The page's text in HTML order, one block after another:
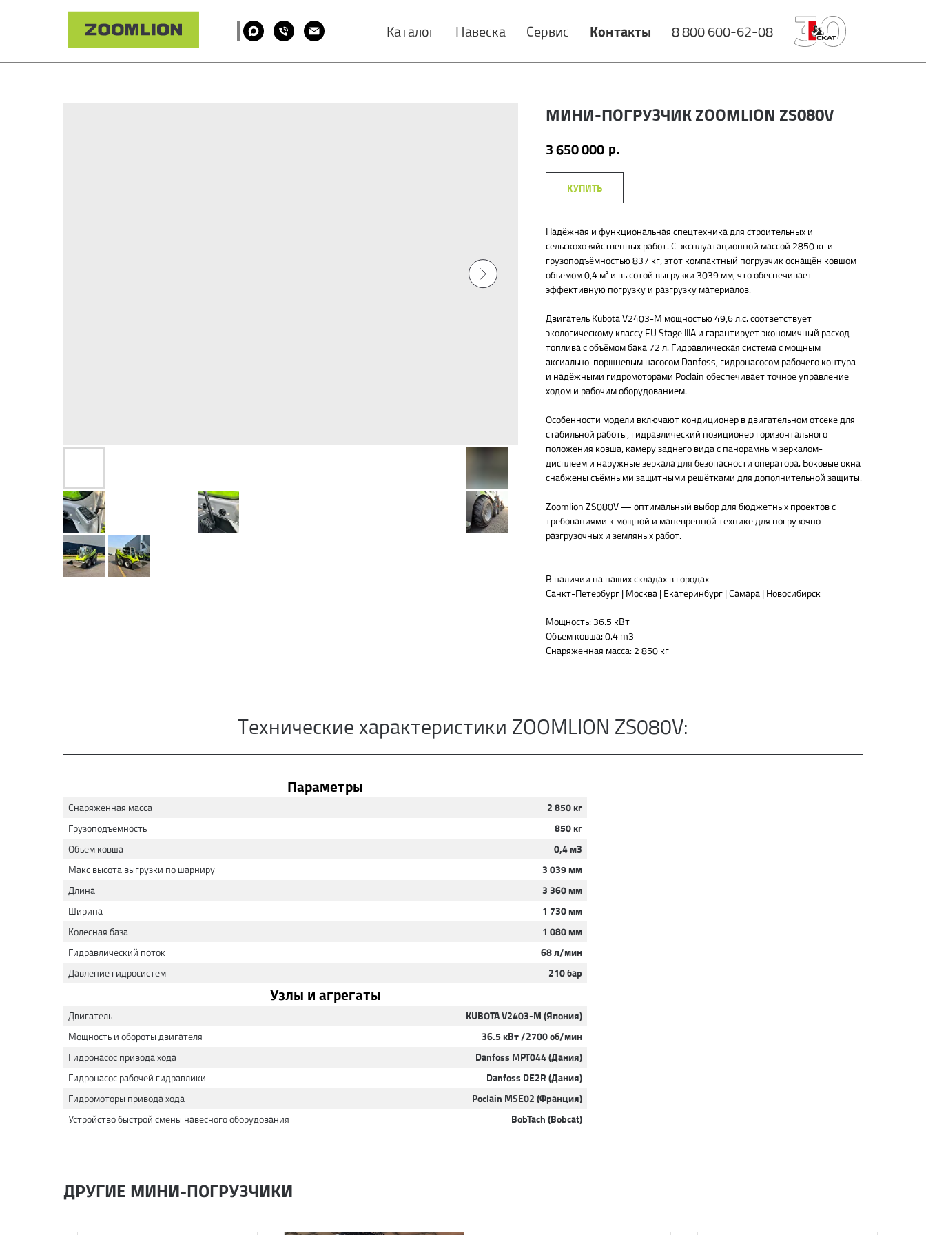
Каталог Навеска Сервис Контакты 8 800 600-62-08
МИНИ-ПОГРУЗЧИК ZOOMLION ZS080V
3 650 000 р.
КУПИТЬ
Надёжная и функциональная спецтехника для строительных и
сельскохозяйственных работ. С эксплуатационной массой 2850 кг и
грузоподъёмностью 837 кг, этот компактный погрузчик оснащён ковшом
объёмом 0,4 м³ и высотой выгрузки 3039 мм, что обеспечивает
эффективную погрузку и разгрузку материалов.
Двигатель Kubota V2403-M мощностью 49,6 л.с. соответствует
экологическому классу EU Stage IIIA и гарантирует экономичный расход
топлива с объёмом бака 72 л. Гидравлическая система с мощным
аксиально-поршневым насосом Danfoss, гидронасосом рабочего контура
и надёжными гидромоторами Poclain обеспечивает точное управление
ходом и рабочим оборудованием.
Особенности модели включают кондиционер в двигательном отсеке для
стабильной работы, гидравлический позиционер горизонтального
положения ковша, камеру заднего вида с панорамным зеркалом-
дисплеем и наружные зеркала для безопасности оператора. Боковые окна
снабжены съёмными защитными решётками для дополнительной защиты.
Zoomlion ZS080V — оптимальный выбор для бюджетных проектов с
требованиями к мощной и манёвренной технике для погрузочно-
разгрузочных и земляных работ.
В наличии на наших складах в городах
Санкт-Петербург | Москва | Екатеринбург | Самара | Новосибирск
Мощность: 36.5 кВт
Объем ковша: 0.4 m3
Снаряженная масса: 2 850 кг
Технические характеристики ZOOMLION ZS080V:
Параметры
Снаряженная масса
2 850 кг
Грузоподъемность
850 кг
Объем ковша
0,4 м3
Макс высота выгрузки по шарниру
3 039 мм
Длина
3 360 мм
Ширина
1 730 мм
Колесная база
1 080 мм
Гидравлический поток
68 л/мин
Давление гидросистем
210 бар
Узлы и агрегаты
Двигатель
KUBOTA V2403-M (Япония)
Мощность и обороты двигателя
36.5 кВт /2700 об/мин
Гидронасос привода хода
Danfoss MPT044 (Дания)
Гидронасос рабочей гидравлики
Danfoss DE2R (Дания)
Гидромоторы привода хода
Poclain MSE02 (Франция)
Устройство быстрой смены навесного оборудования
BobTach (Bobcat)
ДРУГИЕ МИНИ-ПОГРУЗЧИКИ